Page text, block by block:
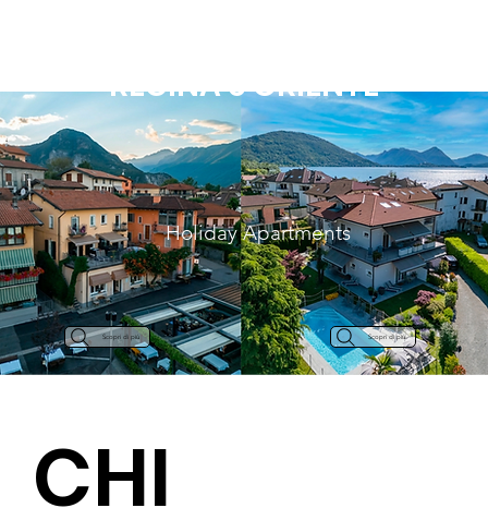
REGINA e ORIENTE
Holiday Apartments
Scopri di più Scopri di più
CHI